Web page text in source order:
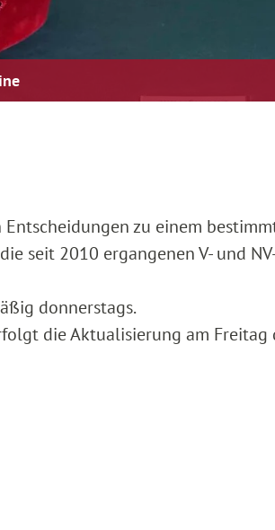
zu einem
seit 2010 ergangenen V- und
donnerstags.
die Aktualisierung am Freitag